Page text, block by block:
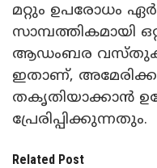
മറ്റും ഉപരോധം
സാമ്പത്തികമായി
ആഡംബര
ഇതാണ്,
തകൃതിയാക്കാൻ
പ്രേരിപ്പിക്കുന്നതും.
Related Post